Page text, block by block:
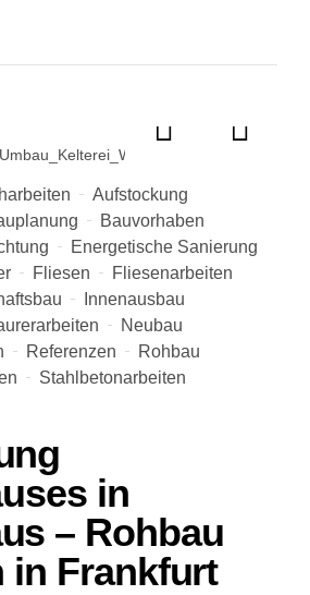
Aufstockung
Bauvorhaben
Energetische Sanierung
Fliesen
Fliesenarbeiten
Innenausbau
Neubau
Referenzen
Rohbau
Stahlbetonarbeiten
in
– Rohbau
in Frankfurt